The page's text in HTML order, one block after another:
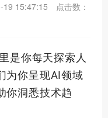
19 15:47:15
点击数：
是你每天探索人
为你呈现AI领域
你洞悉技术趋